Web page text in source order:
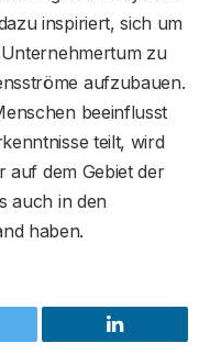
inspiriert, sich um
zu
aufzubauen.
beeinflusst
teilt, wird
auf dem Gebiet der
auch in den
haben.
LinkedIn